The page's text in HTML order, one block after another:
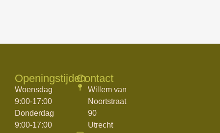
Openingstijden
Woensdag
9:00-17:00
Donderdag
9:00-17:00
Contact
Willem van
Noortstraat
90
Utrecht